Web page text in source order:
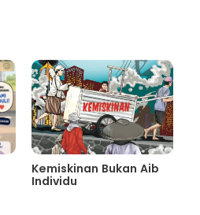
Kemiskinan Bukan Aib
Individu